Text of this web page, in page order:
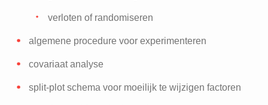
verloten of randomiseren
algemene procedure voor experimenteren
covariaat analyse
split-plot schema voor moeilijk te wijzigen factoren